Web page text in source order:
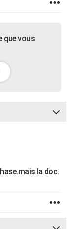
que vous
la doc.